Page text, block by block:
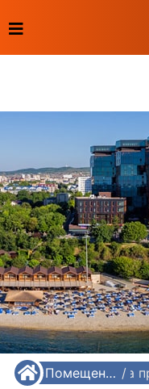
/ Помещения /
Помещение на